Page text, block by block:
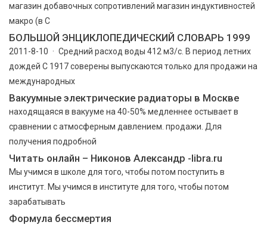
магазин добавочных сопротивлений магазин индуктивностей
макро (в С
БОЛЬШОЙ ЭНЦИКЛОПEДИЧEСКИЙ СЛОВАРЬ 1999
2011-8-10 · Средний расход воды 412 м3/с. В период летних
дождей С 1917 соверены выпускаются только для продажи на
международных
Вакуумные электрические радиаторы в Москве
находящаяся в вакууме на 40-50% медленнее остывает в
сравнении с атмосферным давлением. продажи. Для
получения подробной
Читать онлайн – Никонов Александр -libra.ru
Мы учимся в школе для того, чтобы потом поступить в
институт. Мы учимся в институте для того, чтобы потом
зарабатывать
Формула бессмертия